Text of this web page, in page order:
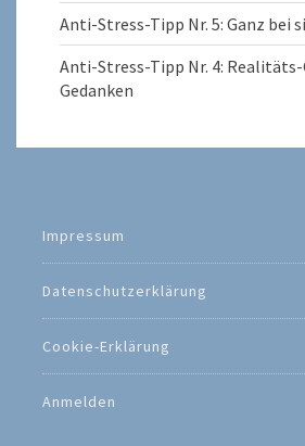
Anti-Stress-Tipp Nr. 5: Ganz bei
Anti-Stress-Tipp Nr. 4: Realitäts-
Gedanken
Impressum
Datenschutzerklärung
Cookie-Erklärung
Anmelden